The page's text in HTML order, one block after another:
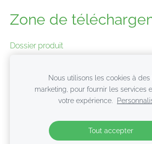
Zone de
Dossier produit
Cookies
Nous utilisons les cookies à des
marketing, pour fournir les services
votre expérience.
Tout accepter